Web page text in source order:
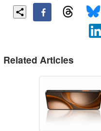
Related Articles